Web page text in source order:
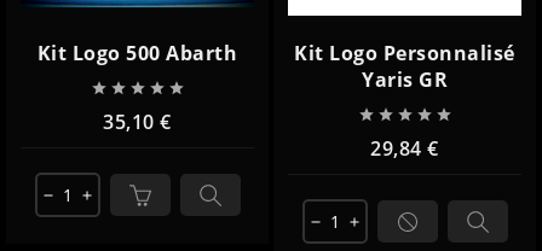
Kit Logo 500 Abarth
    
35,10 €
remove add
Kit Logo Personnalisé
Yaris GR
    
29,84 €
remove add